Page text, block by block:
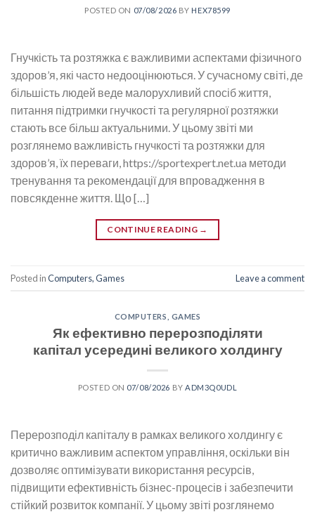
POSTED ON 07/08/2026 BY HEX78599
Гнучкість та розтяжка є важливими аспектами фізичного
здоров’я, які часто недооцінюються. У сучасному світі, де
більшість людей веде малорухливий спосіб життя,
питання підтримки гнучкості та регулярної розтяжки
стають все більш актуальними. У цьому звіті ми
розглянемо важливість гнучкості та розтяжки для
здоров’я, їх переваги, https://sportexpert.net.ua методи
тренування та рекомендації для впровадження в
повсякденне життя. Що […]
CONTINUE READING →
Posted inComputers, Games Leave a comment
COMPUTERS, GAMES
Як ефективно перерозподіляти
капітал усередині великого холдингу
POSTED ON 07/08/2026 BYADM3Q0UDL
Перерозподіл капіталу в рамках великого холдингу є
критично важливим аспектом управління, оскільки він
дозволяє оптимізувати використання ресурсів,
підвищити ефективність бізнес-процесів і забезпечити
стійкий розвиток компанії. У цьому звіті розглянемо